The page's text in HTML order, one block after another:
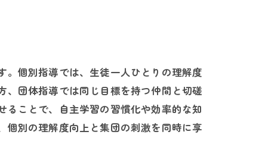
個別指導では、生徒一人ひとりの理解度
団体指導では同じ目標を持つ仲間と切磋
ことで、自主学習の習慣化や効率的な知
別の理解度向上と集団の刺激を同時に享